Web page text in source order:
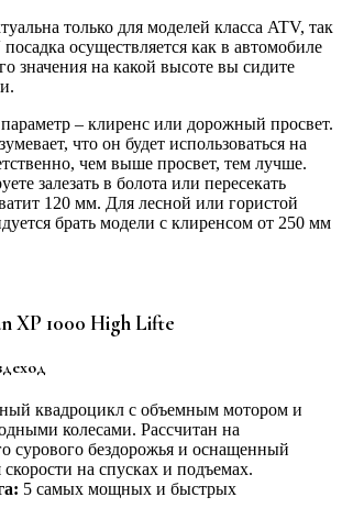
только для моделей класса ATV, так
осуществляется как в автомобиле
значения на какой высоте вы сидите
– клиренс или дорожный просвет.
что он будет использоваться на
чем выше просвет, тем лучше.
залезать в болота или пересекать
120 мм. Для лесной или гористой
брать модели с клиренсом от 250 мм
XP 1000 High Lifte
квадроцикл с объемным мотором и
колесами. Рассчитан на
сурового бездорожья и оснащенный
на спусках и подъемах.
5 самых мощных и быстрых